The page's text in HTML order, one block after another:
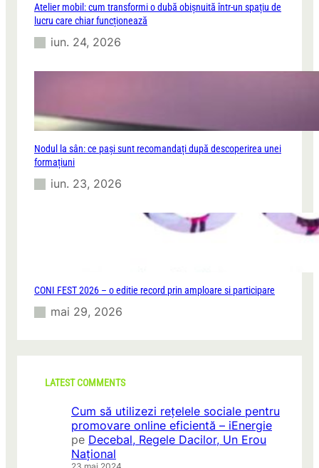
t
e
Atelier mobil: cum transformi o dubă obișnuită într-un spațiu de
lucru care chiar funcționează
iun. 24, 2026
Nodul la sân: ce pași sunt recomandați după descoperirea unei
formațiuni
iun. 23, 2026
CONI FEST 2026 – o editie record prin amploare si participare
mai 29, 2026
LATEST COMMENTS
Cum să utilizezi rețelele sociale pentru
promovare online eficientă – iEnergie
pe Decebal, Regele Dacilor, Un Erou
Național